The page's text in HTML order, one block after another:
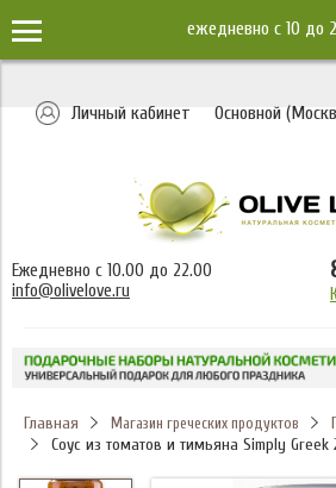
ежедневно c 10 до
Личный кабинет Основной
Ежедневно с 10.00 до 22.00
info@olivelove.ru
Главная Магазин греческих продуктов
Соус из томатов и тимьяна Simply Greek